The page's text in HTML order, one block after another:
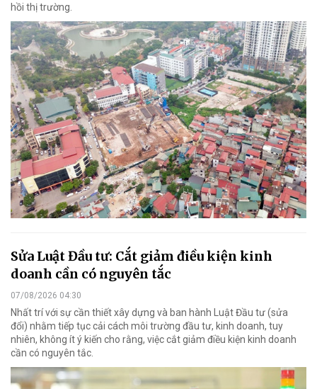
hồi thị trường.
Sửa Luật Đầu tư: Cắt giảm điều kiện kinh
doanh cần có nguyên tắc
07/08/2026 04:30
Nhất trí với sự cần thiết xây dựng và ban hành Luật Đầu tư (sửa
đổi) nhằm tiếp tục cải cách môi trường đầu tư, kinh doanh, tuy
nhiên, không ít ý kiến cho rằng, việc cắt giảm điều kiện kinh doanh
cần có nguyên tắc.